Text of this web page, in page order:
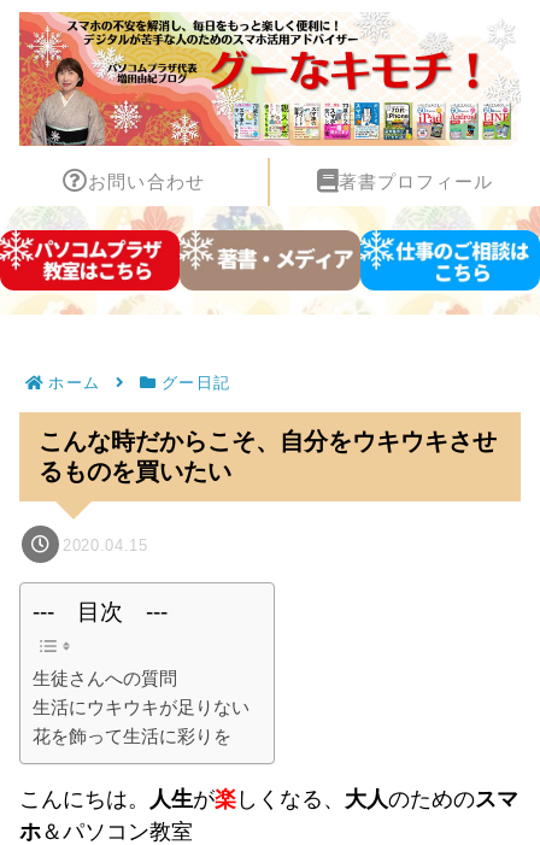
お問い合わせ 著書プロフィール
ホーム グー日記
こんな時だからこそ、自分をウキウキさせ
るものを買いたい
2020.04.15
--- 目次 ---
生徒さんへの質問
生活にウキウキが足りない
花を飾って生活に彩りを
こんにちは。 人生が楽 しくなる、 大人のためのスマ
ホ＆パソコン教室